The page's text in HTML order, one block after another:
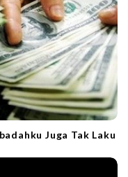
Juga Tak Laku